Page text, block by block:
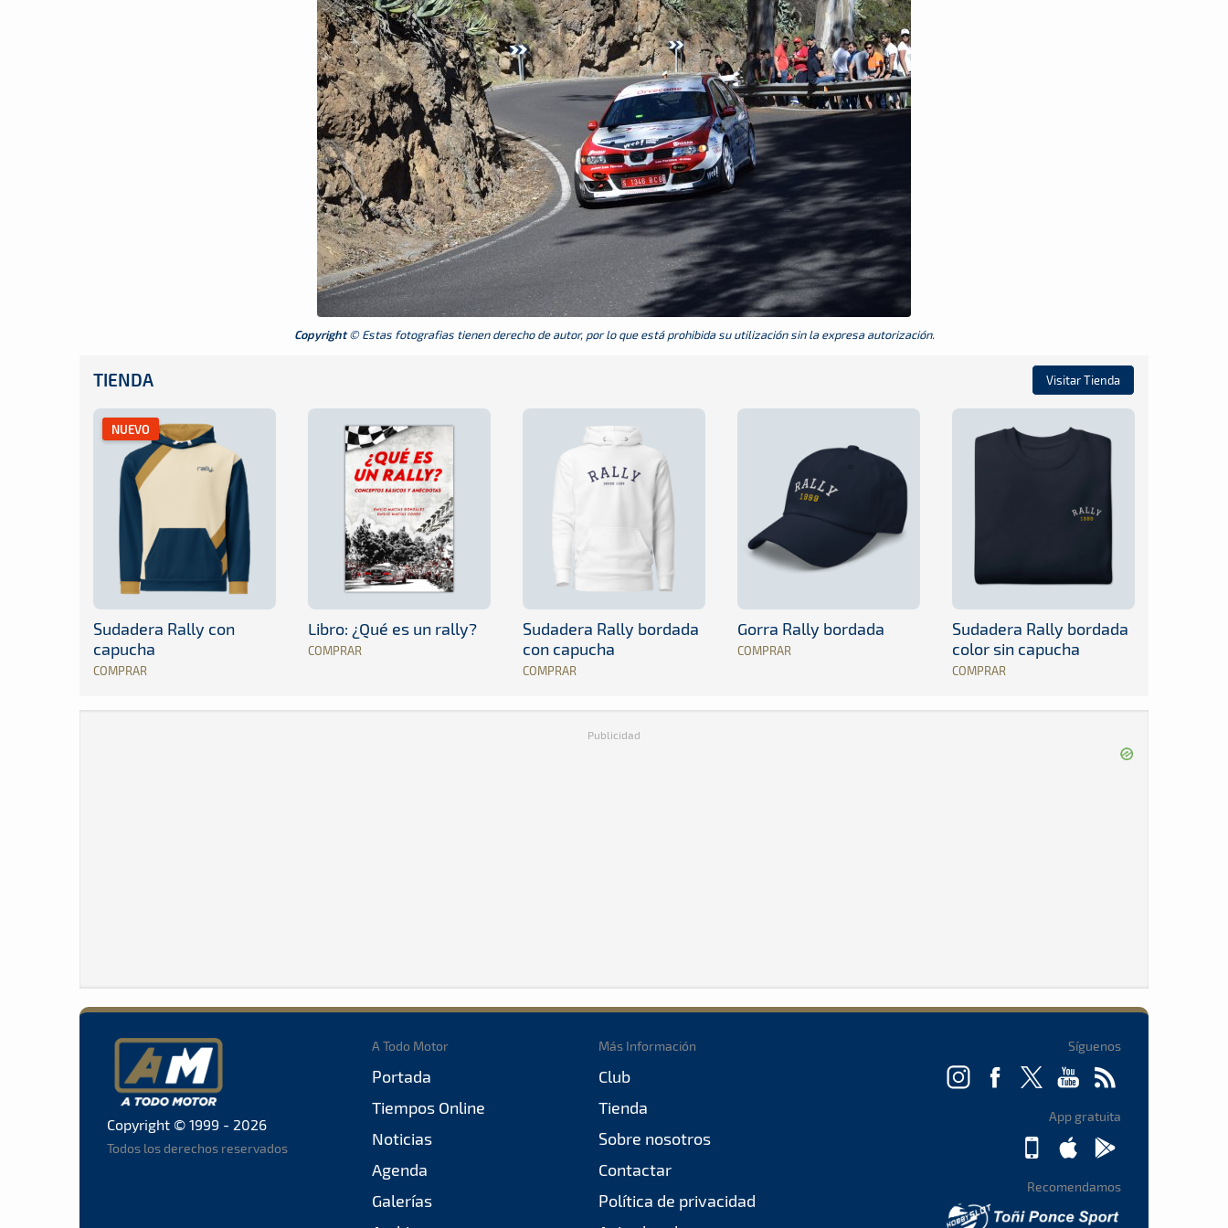
Copyright© Estas fotografias tienen derecho de autor, por lo que está prohibida su utilización sin la expresa autorización.
TIENDA Visitar Tienda
NUEVO
Sudadera Rally con
capucha
COMPRAR
Libro: ¿Qué es un rally?
COMPRAR
Sudadera Rally bordada
con capucha
COMPRAR
Gorra Rally bordada
COMPRAR
Sudadera Rally bordada
color sin capucha
COMPRAR
Publicidad
Copyright © 1999 - 2026
Todos los derechos reservados
A Todo Motor
Portada
Tiempos Online
Noticias
Agenda
Galerías
Más Información
Club
Tienda
Sobre nosotros
Contactar
Política de privacidad
Síguenos
App gratuita
Recomendamos